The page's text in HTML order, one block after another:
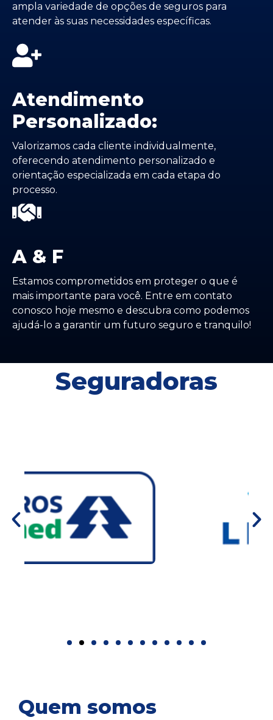
ampla variedade de opções de seguros para
atender às suas necessidades específicas.
Atendimento
Personalizado:
Valorizamos cada cliente individualmente,
oferecendo atendimento personalizado e
orientação especializada em cada etapa do
processo.
A & F
Estamos comprometidos em proteger o que é
mais importante para você. Entre em contato
conosco hoje mesmo e descubra como podemos
ajudá-lo a garantir um futuro seguro e tranquilo!
Seguradoras
Quem somos